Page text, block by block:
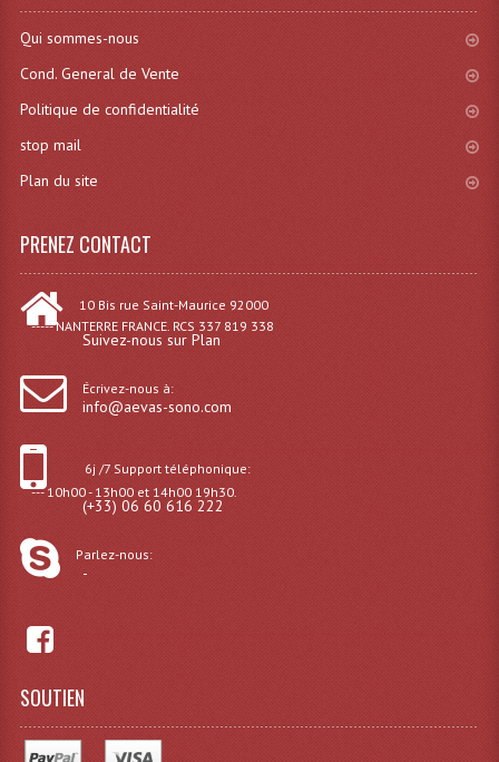
Minidisc
Enregistreur Numérique
Microphones Filaires
Micro Sans Fil HF VHF 200MHZ
Micros De Studio
Qui sommes-nous
Cond. General de Vente
Politique de confidentialité
stop mail
Plan du site
PRENEZ CONTACT
10 Bis rue Saint-Maurice 92000
----- NANTERRE FRANCE. RCS 337 819 338
Suivez-nous sur Plan
Écrivez-nous à:
info@aevas-sono.com
6j /7 Support téléphonique:
--- 10h00 - 13h00 et 14h00 19h30.
(+33) 06 60 616 222
Parlez-nous:
-
SOUTIEN